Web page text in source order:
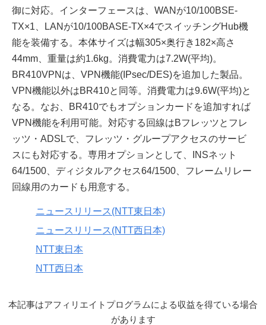
御に対応。インターフェースは、WANが10/100BSE-
TX×1、LANが10/100BASE-TX×4でスイッチングHub機
能を装備する。本体サイズは幅305×奥行き182×高さ
44mm、重量は約1.6kg。消費電力は7.2W(平均)。
BR410VPNは、VPN機能(IPsec/DES)を追加した製品。
VPN機能以外はBR410と同等。消費電力は9.6W(平均)と
なる。なお、BR410でもオプションカードを追加すれば
VPN機能を利用可能。対応する回線はBフレッツとフレ
ッツ・ADSLで、フレッツ・グループアクセスのサービ
スにも対応する。専用オプションとして、INSネット
64/1500、ディジタルアクセス64/1500、フレームリレー
回線用のカードも用意する。
ニュースリリース(NTT東日本)
ニュースリリース(NTT西日本)
NTT東日本
NTT西日本
本記事はアフィリエイトプログラムによる収益を得ている場合
があります